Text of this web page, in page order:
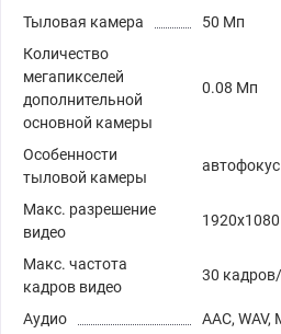
Тыловая камера
50 Мп
Количество
мегапикселей
дополнительной
основной камеры
0.08 Мп
Особенности
тыловой камеры
автофокус
Макс. разрешение
видео
1920x1080
Макс. частота
кадров видео
30
Аудио AAC, WAV,